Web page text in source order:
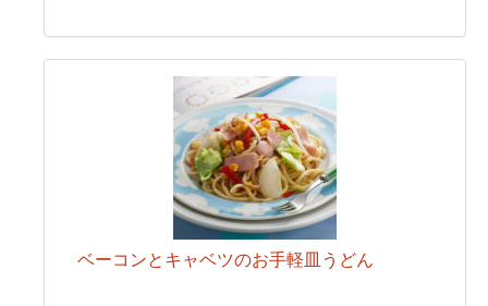
ベーコンとキャベツのお手軽皿うどん